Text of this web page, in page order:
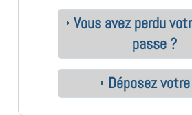
Vous avez perdu
passe ?
Déposez votre